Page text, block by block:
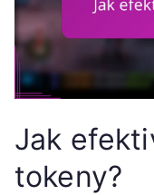
Jak
tokeny?